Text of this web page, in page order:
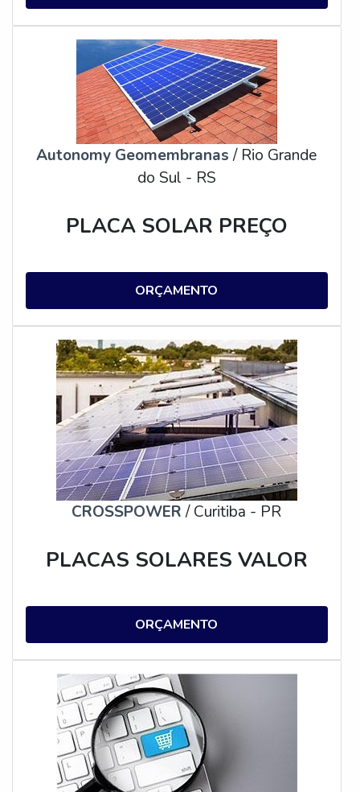
Autonomy Geomembranas/ Rio Grande
do Sul - RS
PLACA SOLAR PREÇO
ORÇAMENTO
CROSSPOWER/ Curitiba - PR
PLACAS SOLARES VALOR
ORÇAMENTO